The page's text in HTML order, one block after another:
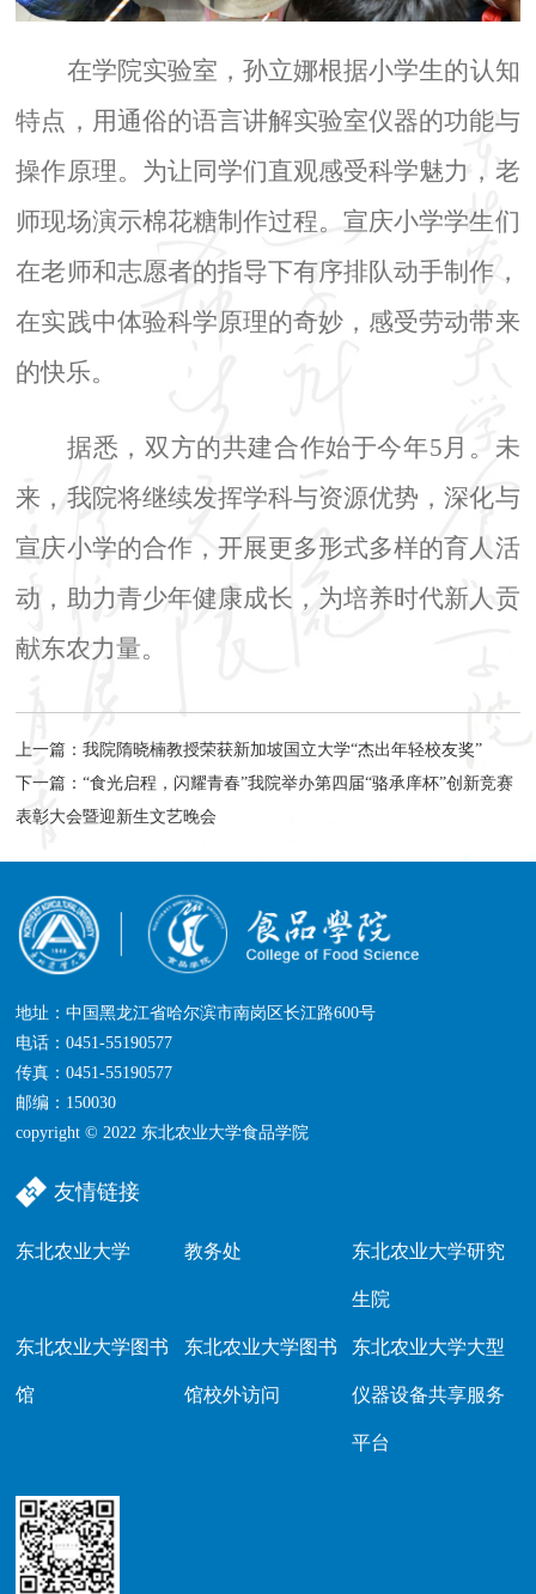
在学院实验室，孙立娜根据小学生的认知
特点，用通俗的语言讲解实验室仪器的功能与
操作原理。为让同学们直观感受科学魅力，老
师现场演示棉花糖制作过程。宣庆小学学生们
在老师和志愿者的指导下有序排队动手制作，
在实践中体验科学原理的奇妙，感受劳动带来
的快乐。
据悉，双方的共建合作始于今年5月。未
来，我院将继续发挥学科与资源优势，深化与
宣庆小学的合作，开展更多形式多样的育人活
动，助力青少年健康成长，为培养时代新人贡
献东农力量。
上一篇：我院隋晓楠教授荣获新加坡国立大学“杰出年轻校友奖”
下一篇：“食光启程，闪耀青春”我院举办第四届“骆承庠杯”创新竞赛
表彰大会暨迎新生文艺晚会
地址：中国黑龙江省哈尔滨市南岗区长江路600号
电话：0451-55190577
传真：0451-55190577
邮编：150030
copyright © 2022 东北农业大学食品学院
友情链接
东北农业大学 教务处 东北农业大学研究
生院
东北农业大学图书
馆
东北农业大学图书
馆校外访问
东北农业大学大型
仪器设备共享服务
平台